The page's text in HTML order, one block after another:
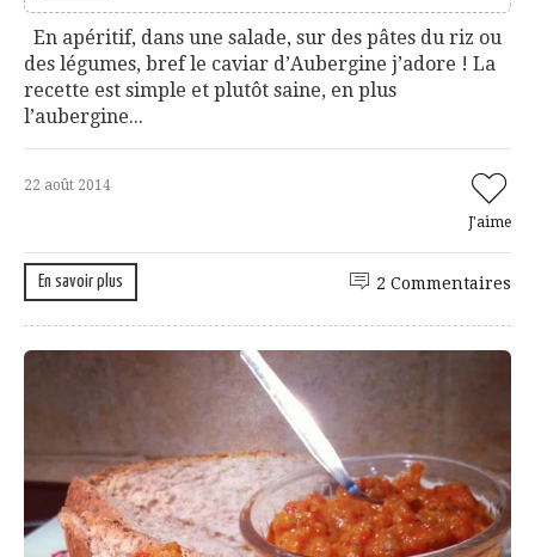
En apéritif, dans une salade, sur des pâtes du riz ou
des légumes, bref le caviar d’Aubergine j’adore ! La
recette est simple et plutôt saine, en plus
l’aubergine...
22 août 2014
J'aime
En savoir plus 2 Commentaires